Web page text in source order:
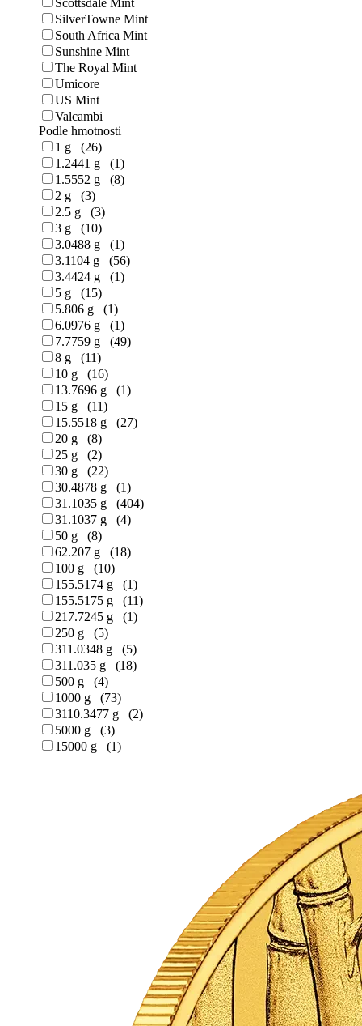
Scottsdale Mint
SilverTowne Mint
South Africa Mint
Sunshine Mint
The Royal Mint
Umicore
US Mint
Valcambi
Podle hmotnosti
1 g (26)
1.2441 g (1)
1.5552 g (8)
2 g (3)
2.5 g (3)
3 g (10)
3.0488 g (1)
3.1104 g (56)
3.4424 g (1)
5 g (15)
5.806 g (1)
6.0976 g (1)
7.7759 g (49)
8 g (11)
10 g (16)
13.7696 g (1)
15 g (11)
15.5518 g (27)
20 g (8)
25 g (2)
30 g (22)
30.4878 g (1)
31.1035 g (404)
31.1037 g (4)
50 g (8)
62.207 g (18)
100 g (10)
155.5174 g (1)
155.5175 g (11)
217.7245 g (1)
250 g (5)
311.0348 g (5)
311.035 g (18)
500 g (4)
1000 g (73)
3110.3477 g (2)
5000 g (3)
15000 g (1)